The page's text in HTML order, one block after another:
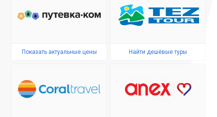
Показать актуальные цены Найти дешёвые туры